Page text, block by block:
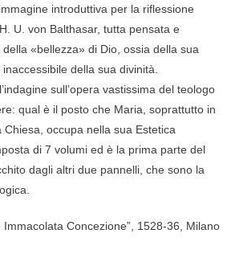
introduttiva per la riflessione
U. von Balthasar, tutta pensata e
«bellezza» di Dio, ossia della sua
della sua divinità.
sull’opera vastissima del teologo
qual è il posto che Maria, soprattutto in
occupa nella sua Estetica
di 7 volumi ed è la prima parte del
dagli altri due pannelli, che sono la
Immacolata Concezione”, 1528-36, Milano